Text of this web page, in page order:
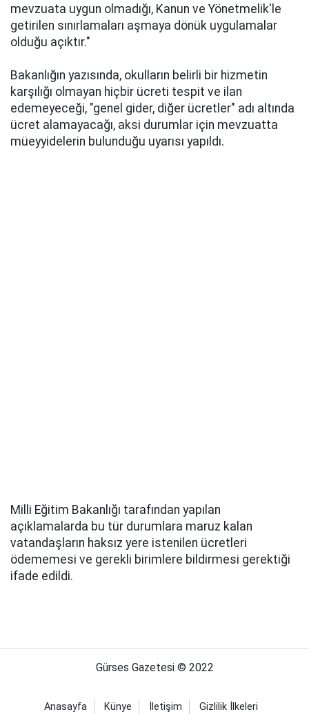
mevzuata uygun olmadığı, Kanun ve Yönetmelik'le
getirilen sınırlamaları aşmaya dönük uygulamalar
olduğu açıktır."
Bakanlığın yazısında, okulların belirli bir hizmetin
karşılığı olmayan hiçbir ücreti tespit ve ilan
edemeyeceği, "genel gider, diğer ücretler" adı altında
ücret alamayacağı, aksi durumlar için mevzuatta
müeyyidelerin bulunduğu uyarısı yapıldı.
Milli Eğitim Bakanlığı tarafından yapılan
açıklamalarda bu tür durumlara maruz kalan
vatandaşların haksız yere istenilen ücretleri
ödememesi ve gerekli birimlere bildirmesi gerektiği
ifade edildi.
Gürses Gazetesi © 2022
Anasayfa Künye İletişim Gizlilik İlkeleri